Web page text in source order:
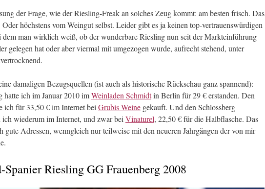
der Frage, wie der Riesling-Freak an solches Zeug kommt: am besten frisch. Das
höchstens vom Weingut selbst. Leider gibt es ja keinen top-vertrauenswürdigen
man wirklich weiß, ob der wunderbare Riesling nun seit der Markteinführung
gelegen hat oder aber viermal mit umgezogen wurde, aufrecht stehend, unter
damaligen Bezugsquellen (ist auch als historische Rückschau ganz spannend):
hatte ich im Januar 2010 imWeinladen Schmidtin Berlin für 29 € erstanden. Den
ich für 33,50 € im Internet bei Grubis Weine gekauft. Und den Schlossberg
wiederum im Internet, und zwar bei Vinaturel, 22,50 € für die Halbflasche. Das
gute Adressen, wenngleich nur teilweise mit den neueren Jahrgängen der von mir
Riesling GG Frauenberg 2008